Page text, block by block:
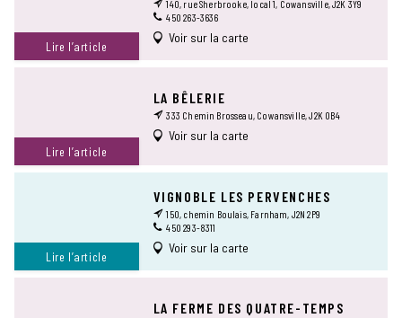
Lire l’article
140, rue Sherbrooke, local 1, Cowansville, J2K 3Y9
450 263-3636
Voir sur la carte
Lire l’article
LA BÊLERIE
333 Chemin Brosseau, Cowansville, J2K 0B4
Voir sur la carte
Lire l’article
VIGNOBLE LES PERVENCHES
150, chemin Boulais, Farnham, J2N 2P9
450 293-8311
Voir sur la carte
LA FERME DES QUATRE-TEMPS